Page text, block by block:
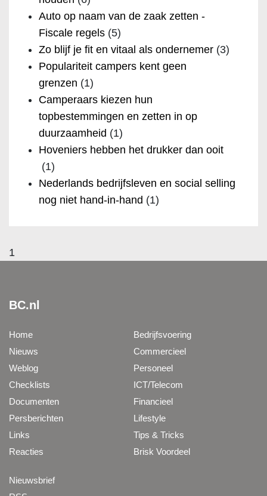
Auto op naam van de zaak zetten -
Fiscale regels (5)
Zo blijf je fit en vitaal als ondernemer (3)
Populariteit campers kent geen
grenzen (1)
Camperaars kiezen hun
topbestemmingen en zetten in op
duurzaamheid (1)
Hoveniers hebben het drukker dan ooit
(1)
Nederlands bedrijfsleven en social selling
nog niet hand-in-hand (1)
1
BC.nl
Home
Nieuws
Weblog
Checklists
Documenten
Persberichten
Links
Reacties
Bedrijfsvoering
Commercieel
Personeel
ICT/Telecom
Financieel
Lifestyle
Tips & Tricks
Brisk Voordeel
Nieuwsbrief